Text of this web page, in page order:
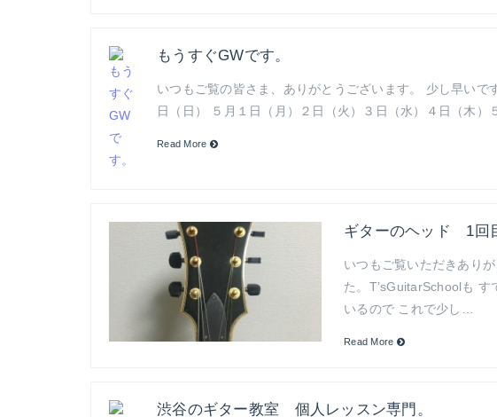
もうすぐGWです。
いつもご覧の皆さま、ありがとうございます。 少し早い
日（日） ５月１日（月）２日（火）３日（水）４日（木）
Read More
ギターのヘッド 1回
いつもご覧いただきあり
た。T’sGuitarSchoolも
いるので これで少し…
Read More
渋谷のギター教室 個人レッスン専門。